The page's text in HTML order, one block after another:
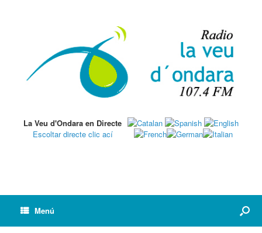
La Veu d'Ondara en Directe
Escoltar directe clic ací
Menú